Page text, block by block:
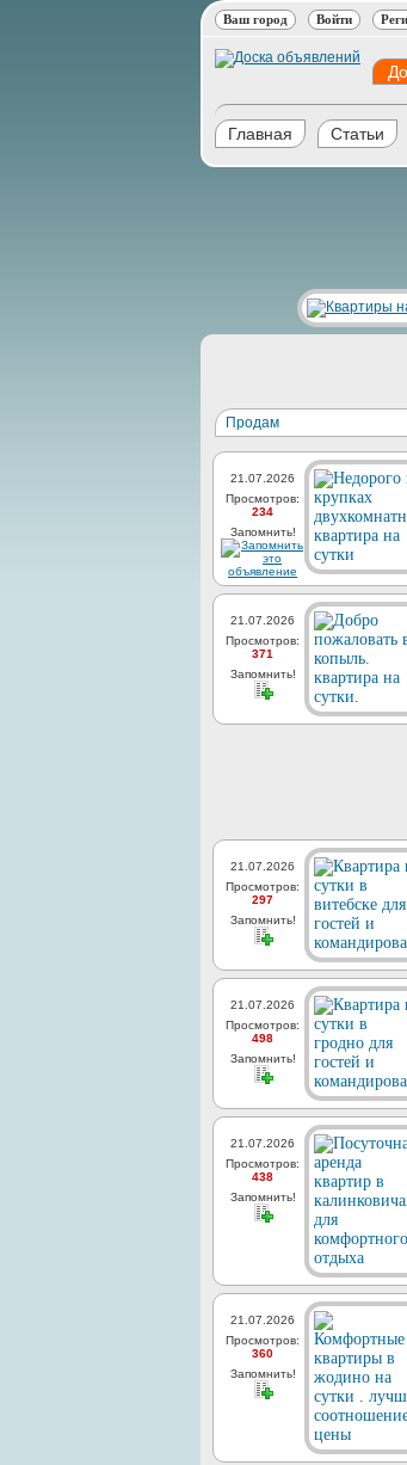
Ваш город Войти
Главная Статьи
Продам
21.07.2026
Просмотров:
234
Запомнить!
21.07.2026
Просмотров:
371
Запомнить!
21.07.2026
Просмотров:
297
Запомнить!
21.07.2026
Просмотров:
498
Запомнить!
21.07.2026
Просмотров:
438
Запомнить!
21.07.2026
Просмотров:
360
Запомнить!